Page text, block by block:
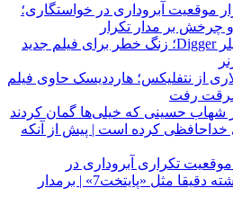
موقعیت آبروداری در خواستگاری؛
استقبال کم‌رمق از تریلر Digger؛ زنگ خطر برای فیلم جدید
دلاری از نتفلیکس؛ هارددیسک حاوی فیلم
سرقت رفت
شهاب حسینی که خیلی‌ها گمان کردند
خداحافظی کرده است | پیش از آنکه
تکراری آبروداری در
خواستگاری دست گذاشته دقیقا مثل «پایتخت7» | برمدار